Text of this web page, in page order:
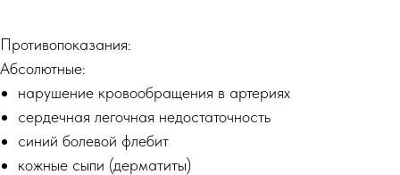
Противопоказания:
Абсолютные:
нарушение кровообращения в артериях
сердечная легочная недостаточность
синий болевой флебит
кожные сыпи (дерматиты)